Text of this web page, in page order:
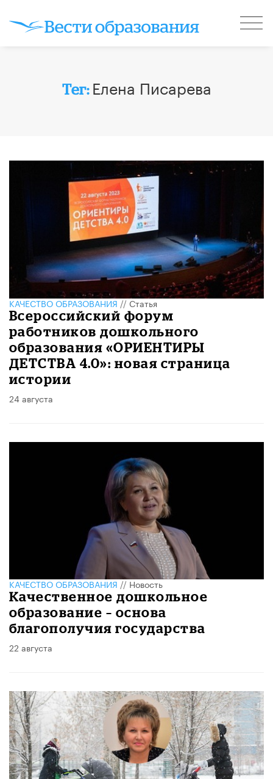
Тег: Елена Писарева
КАЧЕСТВО ОБРАЗОВАНИЯ//Статья
Всероссийский форум
работников дошкольного
образования «ОРИЕНТИРЫ
ДЕТСТВА 4.0»: новая страница
истории
24 августа
КАЧЕСТВО ОБРАЗОВАНИЯ//Новость
Качественное дошкольное
образование – основа
благополучия государства
22 августа